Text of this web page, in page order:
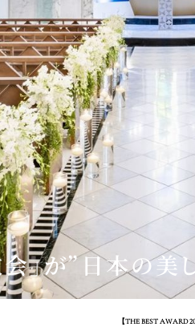
」が”日本の美
【THE BEST AWARD